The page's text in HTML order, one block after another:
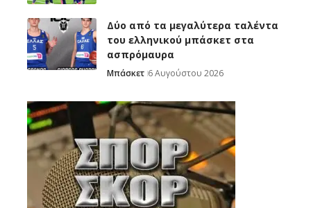
Δύο από τα μεγαλύτερα ταλέντα
του ελληνικού μπάσκετ στα
ασπρόμαυρα
Μπάσκετ 6 Αυγούστου 2026